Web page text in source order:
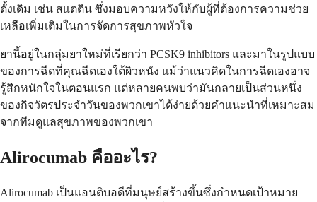
ดั้งเดิม เช่น สแตติน ซึ่งมอบความหวังให้กับผู้ที่ต้องการความช่วย
เหลือเพิ่มเติมในการจัดการสุขภาพหัวใจ
ยานี้อยู่ในกลุ่มยาใหม่ที่เรียกว่า PCSK9 inhibitors และมาในรูปแบบ
ของการฉีดที่คุณฉีดเองใต้ผิวหนัง แม้ว่าแนวคิดในการฉีดเองอาจ
รู้สึกหนักใจในตอนแรก แต่หลายคนพบว่ามันกลายเป็นส่วนหนึ่ง
ของกิจวัตรประจำวันของพวกเขาได้ง่ายด้วยคำแนะนำที่เหมาะสม
จากทีมดูแลสุขภาพของพวกเขา
Alirocumab คืออะไร?
Alirocumab เป็นแอนติบอดีที่มนุษย์สร้างขึ้นซึ่งกำหนดเป้าหมาย